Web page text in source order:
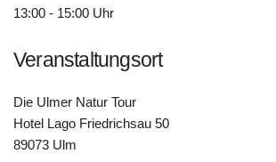
13:00 - 15:00 Uhr
Veranstaltungsort
Die Ulmer Natur Tour
Hotel Lago Friedrichsau 50
89073 Ulm